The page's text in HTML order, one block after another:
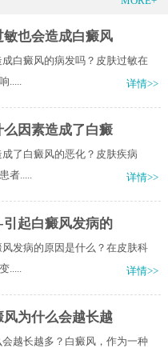
也会造成白癜风
白癜风的病发吗？皮肤过敏在
.....
详情>>
因素造成了白癜
了白癜风的恶化？皮肤疾病
者.....
详情>>
起白癜风发病的
发病的原因是什么？在皮肤科
.....
详情>>
为什么会越长越
越长越多？白癜风，作为一种